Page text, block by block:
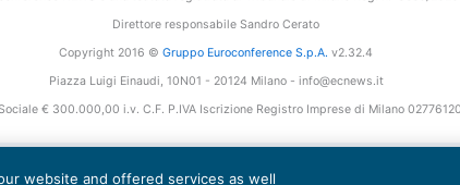
Direttore responsabile Sandro Cerato
Copyright 2016 © Gruppo Euroconference S.p.A. v2.32.4
Piazza Luigi Einaudi, 10N01 - 20124 Milano - info@ecnews.it
€ 300.000,00 i.v. C.F. P.IVA Iscrizione Registro Imprese di Milano
website and offered services as well